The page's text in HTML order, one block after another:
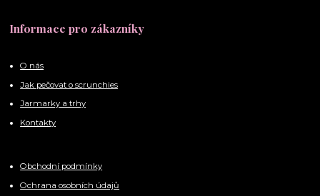
Informace pro zákazníky
O nás
Jak pečovat o scrunchies
Jarmarky a trhy
Kontakty
Obchodní podmínky
Ochrana osobních údajů